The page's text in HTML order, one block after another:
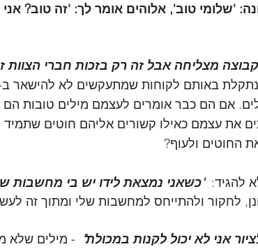
'שלומי טוב', אלוהים אומר לך: 'זה טוב?
קבוצה מצליחה אבל זה רק בזכות חברי הצוות
באותם לקוחות שמתעקשים לא להישאר
אם הם כבר אומרים לעצמם מילים טובות הם
את עצמם כאילו קשורים אליהם חוטים
החוטים ולעוף?
להגיד: 'כשאני נמצאת לידו יש בי מחשבות
לחקור ולהתייחס למחשבות שלי ומתוך זה
אני לא יכול לקנות במכולת"
- מילים